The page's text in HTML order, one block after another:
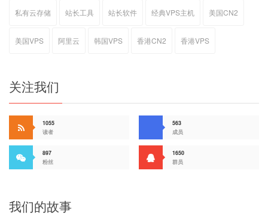
私有云存储 站长工具 站长软件 经典VPS主机 美国CN2
美国VPS 阿里云 韩国VPS 香港CN2 香港VPS
关注我们
1055
读者
563
成员
897
粉丝
1650
群员
我们的故事